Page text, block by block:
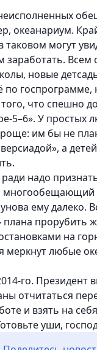
океанариум.
таковом могут
заработать. Всем
новые
по госпрограмме,
что спешно
5–6». У простых
им бы не
а
надо
многообещающий
ему далеко.
плана прорубить
на
меркнут любые
го. Президент
отчитаться
и взять на
уши,